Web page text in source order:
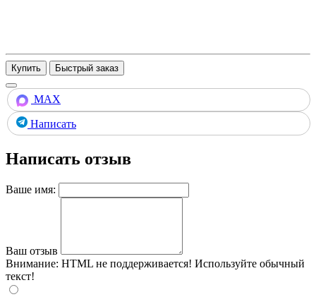
Купить
MAX
Написать
Написать отзыв
Ваше имя:
Ваш отзыв
Внимание: HTML не поддерживается! Используйте обычный
текст!